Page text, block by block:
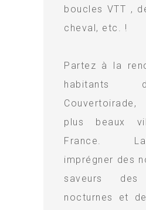
boucles VTT ,
cheval, etc. !
Partez à la
plus beaux
France.
imprégner des
saveurs des
nocturnes et